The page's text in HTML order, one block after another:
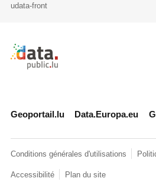
udata-front
Retour à l'accueil de
Geoportail.lu Data.Europa.eu
Conditions générales d'utilisations
Accessibilité Plan du site